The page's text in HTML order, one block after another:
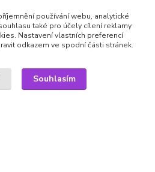
Přidat do košíku
používání webu, analytické
také pro účely cílení reklamy
Nastavení vlastních preferencí
odkazem ve spodní části stránek.
Souhlasím